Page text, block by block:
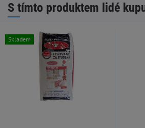
S tímto produktem lidé
Skladem